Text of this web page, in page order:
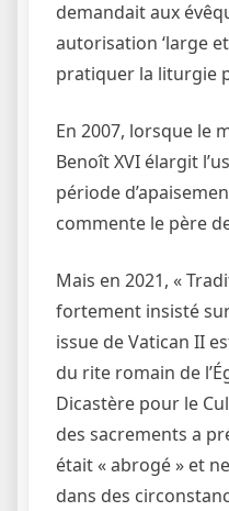
demandait aux
autorisation ‘large
pratiquer la liturgie
En 2007, lorsque le
Benoît XVI élargit
période
commente le père
Mais en 2021, «
fortement insisté
issue de Vatican II
du rite romain de
Dicastère pour le
des sacrements a
était « abrogé » et
dans des